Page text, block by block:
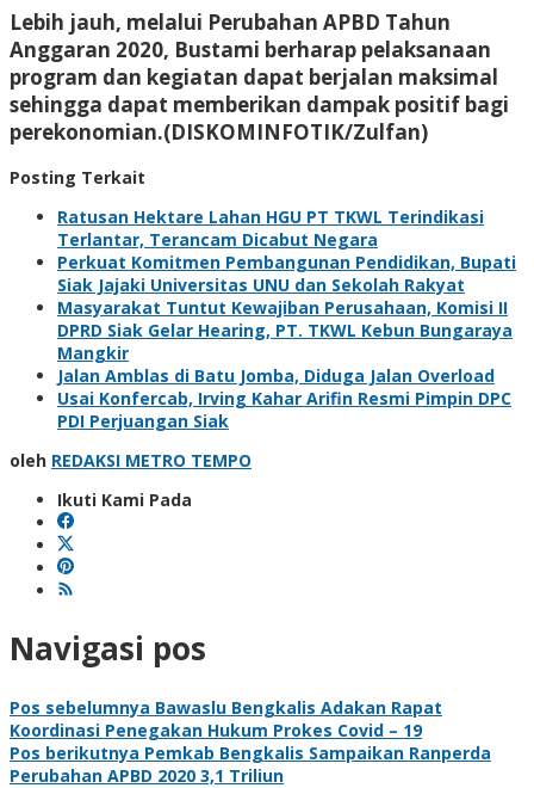
Lebih jauh, melalui Perubahan APBD Tahun
Anggaran 2020, Bustami berharap pelaksanaan
program dan kegiatan dapat berjalan maksimal
sehingga dapat memberikan dampak positif bagi
perekonomian.(DISKOMINFOTIK/Zulfan)
Posting Terkait
Ratusan Hektare Lahan HGU PT TKWL Terindikasi
Terlantar, Terancam Dicabut Negara
Perkuat Komitmen Pembangunan Pendidikan, Bupati
Siak Jajaki Universitas UNU dan Sekolah Rakyat
Masyarakat Tuntut Kewajiban Perusahaan, Komisi II
DPRD Siak Gelar Hearing, PT. TKWL Kebun Bungaraya
Mangkir
Jalan Amblas di Batu Jomba, Diduga Jalan Overload
Usai Konfercab, Irving Kahar Arifin Resmi Pimpin DPC
PDI Perjuangan Siak
oleh REDAKSI METRO TEMPO
Ikuti Kami Pada
Navigasi pos
Pos sebelumnya Bawaslu Bengkalis Adakan Rapat
Koordinasi Penegakan Hukum Prokes Covid – 19
Pos berikutnya Pemkab Bengkalis Sampaikan Ranperda
Perubahan APBD 2020 3,1 Triliun